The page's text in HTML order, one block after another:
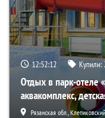
12:52:10 Купили:
Отдых в парк-отеле
аквакомплекс,
Рязанская обл.,